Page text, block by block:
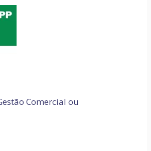
Comercial ou